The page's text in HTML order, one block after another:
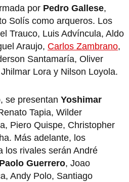
por Pedro Gallese,
Solís como arqueros. Los
Trauco, Luis Advíncula, Aldo
Araujo, Carlos Zambrano,
Santamaría, Oliver
Lora y Nilson Loyola.
se presentan Yoshimar
Tapia, Wilder
Piero Quispe, Christopher
Más adelante, los
los rivales serán André
Paolo Guerrero, Joao
Andy Polo, Santiago